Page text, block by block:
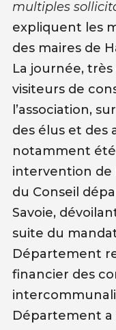
multiples
expliquent les
des maires de
La journée,
visiteurs de
l’association,
des élus et des
notamment
intervention de
du Conseil
Savoie,
suite du
Département
financier des
Département a